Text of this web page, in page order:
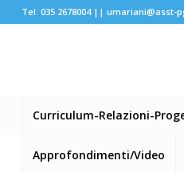
Tel: 035 2678004 || umariani@asst-
Curriculum-Relazioni-
Approfondimenti/Video